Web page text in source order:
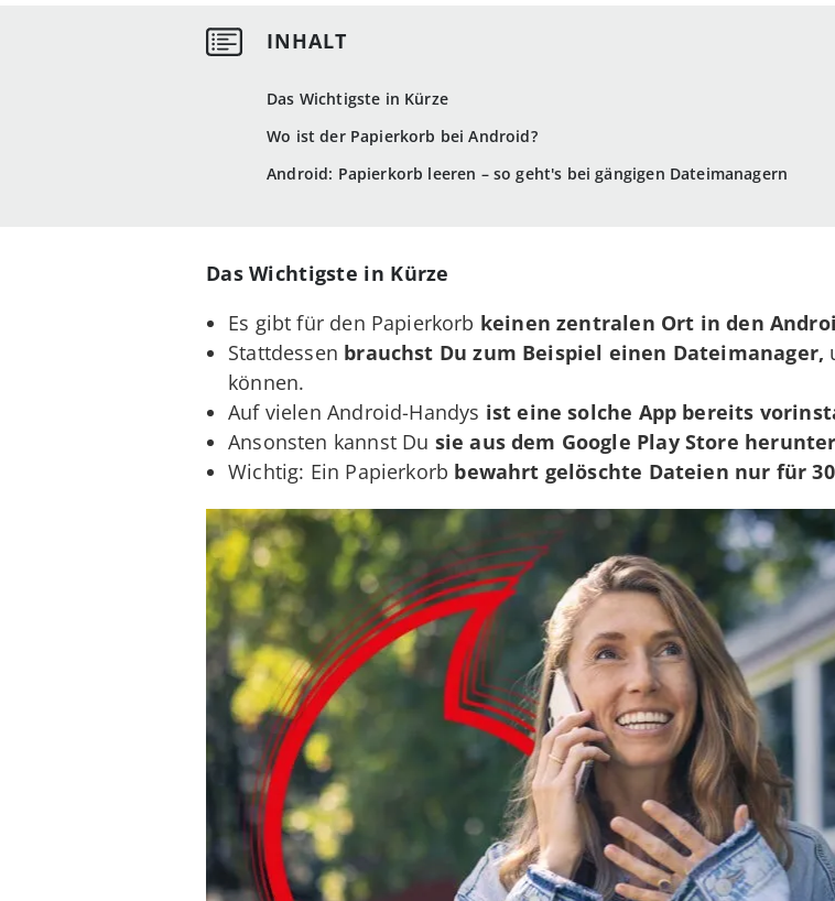
Das Wichtigste in Kürze
Wo ist der Papierkorb bei Android?
Android: Papierkorb leeren – so geht's bei gängigen Dateimanagern
Das Wichtigste in Kürze
Es gibt für den Papierkorb keinen zentralen Ort in den
Stattdessen brauchst Du zum Beispiel einen Dateimanager,
können.
Auf vielen Android-Handys ist eine solche App bereits
Ansonsten kannst Du sie aus dem Google Play Store
Wichtig: Ein Papierkorb bewahrt gelöschte Dateien nur für